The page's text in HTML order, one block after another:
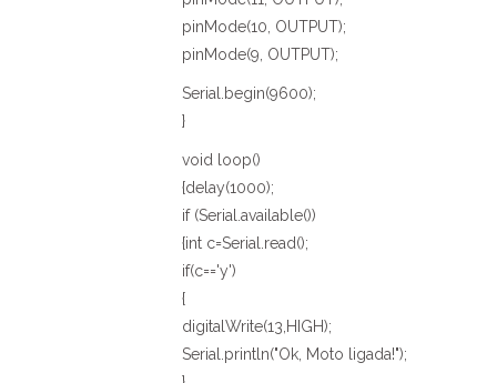
pinMode(10, OUTPUT);
pinMode(9, OUTPUT);
Serial.begin(9600);
}
void loop()
{delay(1000);
if (Serial.available())
{int c=Serial.read();
if(c=='y')
{
digitalWrite(13,HIGH);
Serial.println("Ok, Moto ligada!");